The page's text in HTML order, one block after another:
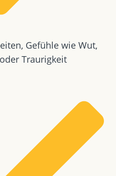
Gefühle wie Wut,
Traurigkeit